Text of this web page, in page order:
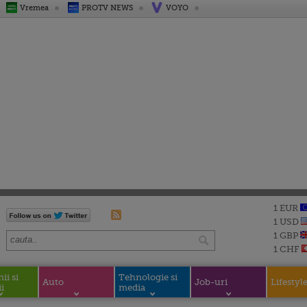
Vremea PROTV NEWS VOYO
1 EUR
1 USD
1 GBP
1 CHF
si
Auto
Tehnologie si
media
Job-uri Lifestyle